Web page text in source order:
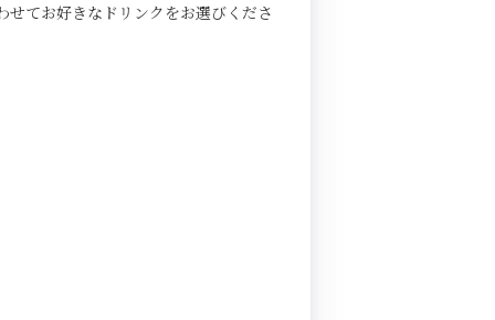
てお好きなドリンクをお選びくださ